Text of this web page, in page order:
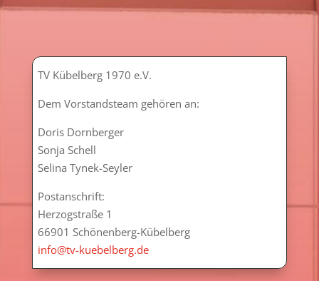
TV Kübelberg 1970 e.V.
Dem Vorstandsteam gehören an:
Doris Dornberger
Sonja Schell
Selina Tynek-Seyler
Postanschrift:
Herzogstraße 1
66901 Schönenberg-Kübelberg
info@tv-kuebelberg.de